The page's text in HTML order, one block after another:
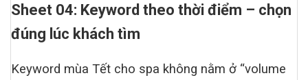
Sheet 04: Keyword theo thời điểm – chọn
đúng lúc khách tìm
Keyword mùa Tết cho spa không nằm ở “volume